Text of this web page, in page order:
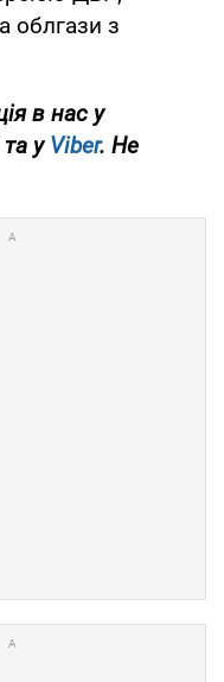
облгази з
в нас у
уViber. Не